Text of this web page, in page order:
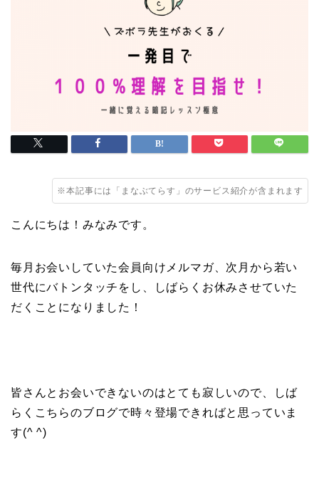
※本記事には「まなぶてらす」のサービス紹介が含まれます
こんにちは！みなみです。
毎月お会いしていた会員向けメルマガ、次月から若い
世代にバトンタッチをし、しばらくお休みさせていた
だくことになりました！
皆さんとお会いできないのはとても寂しいので、しば
らくこちらのブログで時々登場できればと思っていま
す(^ ^)